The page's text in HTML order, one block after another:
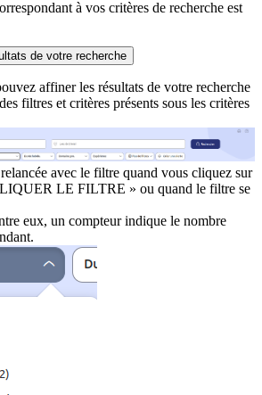
à vos critères de recherche est
de votre recherche
affiner les résultats de votre recherche
filtres et critères présents sous les critères
avec le filtre quand vous cliquez sur
LE FILTRE » ou quand le filtre se
eux, un compteur indique le nombre